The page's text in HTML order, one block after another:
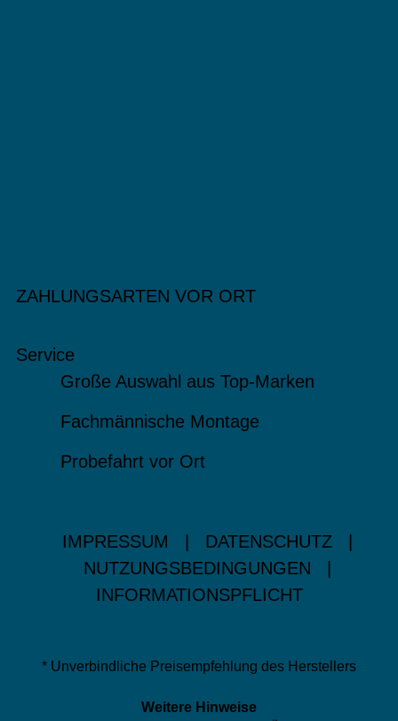
ZAHLUNGSARTEN VOR ORT
Service
Große Auswahl aus Top-Marken
Fachmännische Montage
Probefahrt vor Ort
IMPRESSUM DATENSCHUTZ
NUTZUNGSBEDINGUNGEN
INFORMATIONSPFLICHT
* Unverbindliche Preisempfehlung des Herstellers
Weitere Hinweise